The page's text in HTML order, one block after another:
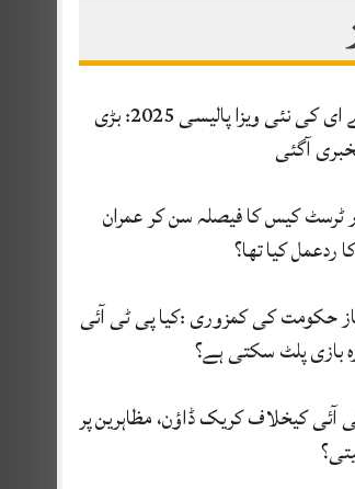
یو اے ای کی نئی ویزا پالیسی 2025: بڑی
آگئی
ٹرسٹ کیس کا فیصلہ سن کر عمران
ردعمل کیا تھا؟
حکومت کی کمزوری :کیا پی ٹی آئی
بازی پلٹ سکتی ہے؟
آئی کیخلاف کریک ڈاؤن، مظاہرین پر